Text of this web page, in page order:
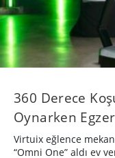
360 Derece
Oynarken
Virtuix eğlence
“Omni One” aldı ev